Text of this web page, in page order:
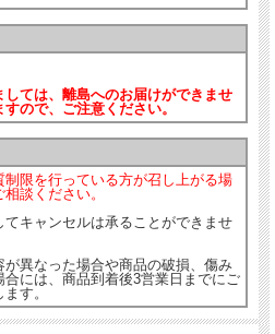
ては、離島へのお届けができませ
ので、ご注意ください。
限を行っている方が召し上がる場
談ください。
キャンセルは承ることができませ
異なった場合や商品の破損、傷み
には、商品到着後3営業日までにご
す。